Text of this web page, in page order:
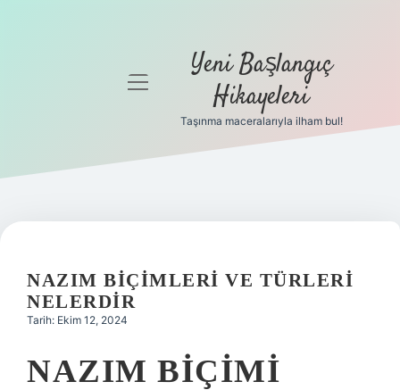
Gizlilik
Hakkımızda
menüyü
Yeni Başlangıç
Hikayeleri
Taşınma maceralarıyla ilham bul!
NAZIM BIÇIMLERI VE TÜRLERI
NELERDIR
Tarih: Ekim 12, 2024
NAZIM BIÇIMI